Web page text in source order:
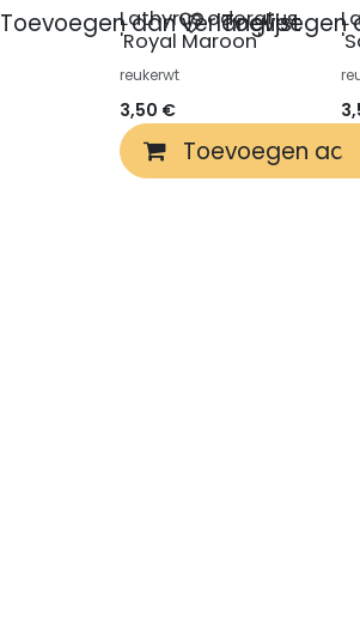
Lathyrus odoratus
'Royal Maroon'
reukerwt
3,50 €
Toevoegen
Toevoegen aan verlanglijst
Toevoegen